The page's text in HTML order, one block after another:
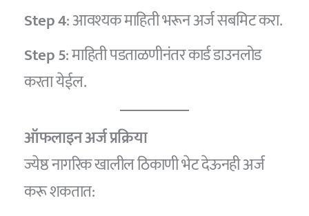
Step 4: आवश्यक माहिती भरून अर्ज सबमिट करा.
Step 5: माहिती पडताळणीनंतर कार्ड डाउनलोड
करता येईल.
ऑफलाइन अर्ज प्रक्रिया
ज्येष्ठ नागरिक खालील ठिकाणी भेट देऊनही अर्ज
करू शकतात: